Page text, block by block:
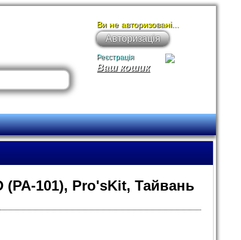
Ваш кошик
Ви не авторизовані...
Авторизація
Реєстрація
(PA-101), Pro'sKit, Тайвань